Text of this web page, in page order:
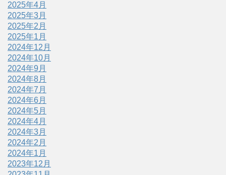
2025年4月
2025年3月
2025年2月
2025年1月
2024年12月
2024年10月
2024年9月
2024年8月
2024年7月
2024年6月
2024年5月
2024年4月
2024年3月
2024年2月
2024年1月
2023年12月